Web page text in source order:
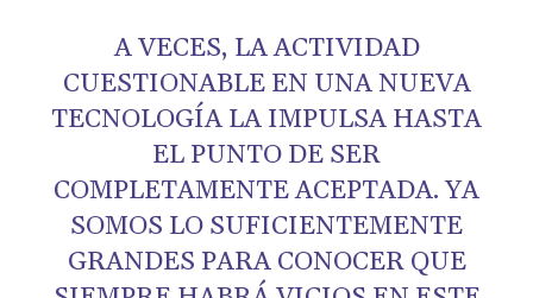
A VECES, LA ACTIVIDAD
CUESTIONABLE EN UNA NUEVA
TECNOLOGÍA LA IMPULSA HASTA
EL PUNTO DE SER
COMPLETAMENTE ACEPTADA. YA
SOMOS LO SUFICIENTEMENTE
GRANDES PARA CONOCER QUE